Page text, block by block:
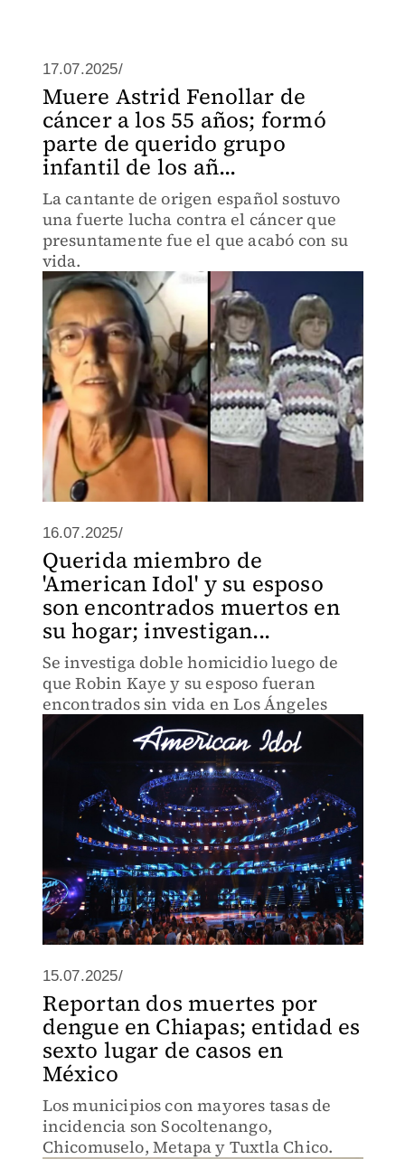
17.07.2025/
Muere Astrid Fenollar de
cáncer a los 55 años; formó
parte de querido grupo
infantil de los añ...
La cantante de origen español sostuvo
una fuerte lucha contra el cáncer que
presuntamente fue el que acabó con su
vida.
16.07.2025/
Querida miembro de
'American Idol' y su esposo
son encontrados muertos en
su hogar; investigan...
Se investiga doble homicidio luego de
que Robin Kaye y su esposo fueran
encontrados sin vida en Los Ángeles
15.07.2025/
Reportan dos muertes por
dengue en Chiapas; entidad es
sexto lugar de casos en
México
Los municipios con mayores tasas de
incidencia son Socoltenango,
Chicomuselo, Metapa y Tuxtla Chico.